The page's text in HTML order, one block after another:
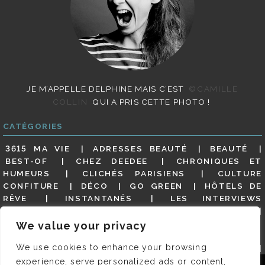
We value your privacy
We use cookies to enhance your browsing
experience, serve personalized ads or content,
JE M’APPELLE DELPHINE MAIS C’EST
©CAMILLE
COLLIN
QUI A PRIS CETTE PHOTO !
CATÉGORIES
3615 MA VIE ADRESSES BEAUTÉ
BEAUTÉ
BEST-OF
CHEZ DEEDEE
CHRONIQUES ET
HUMEURS
CLICHÉS PARISIENS
CULTURE
CONFITURE
DÉCO GO GREEN
HÔTELS DE
RÊVE
INSTANTANÉS
LES INTERVIEWS
MES ADRESSES
MODE NON CLASSÉ
GUIDE
PARIS EN PHOTOS
RESTAURANTS
REVUE DE PRESSE DÉTAILLÉE, SIOU PLAIT